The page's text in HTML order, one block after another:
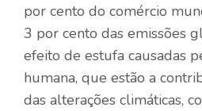
por cento do comércio
3 por cento das emissões
efeito de estufa causadas
humana, que estão a
das alterações climáticas,